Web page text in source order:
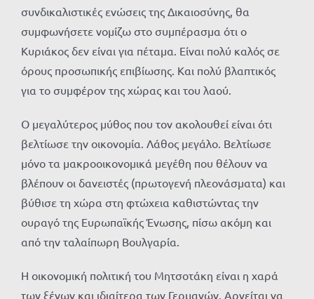
συνδικαλιστικές ενώσεις της Δικαιοσύνης, θα
συμφωνήσετε νομίζω στο συμπέρασμα ότι ο
Κυριάκος δεν είναι για πέταμα. Είναι πολύ καλός σε
όρους προσωπικής επιβίωσης. Και πολύ βλαπτικός
για το συμφέρον της χώρας και του λαού.
Ο μεγαλύτερος μύθος που τον ακολουθεί είναι ότι
βελτίωσε την οικονομία. Λάθος μεγάλο. Βελτίωσε
μόνο τα μακροοικονομικά μεγέθη που θέλουν να
βλέπουν οι δανειστές (πρωτογενή πλεονάσματα) και
βύθισε τη χώρα στη φτώχεια καθιστώντας την
ουραγό της Ευρωπαϊκής Ένωσης, πίσω ακόμη και
από την ταλαίπωρη Βουλγαρία.
Η οικονομική πολιτική του Μητσοτάκη είναι η χαρά
των ξένων και ιδιαίτερα των Γερμανών. Αρνείται να